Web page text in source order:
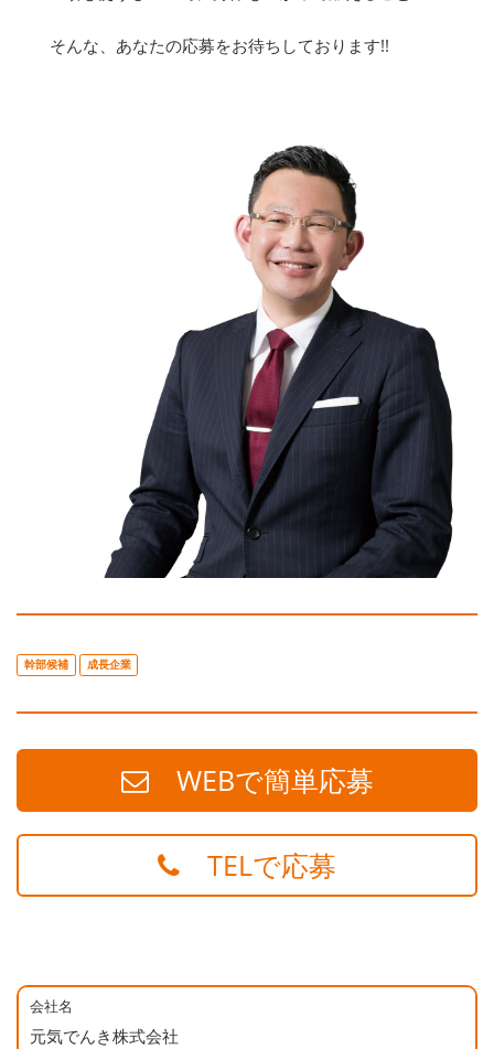
そんな、あなたの応募をお待ちしております!!
幹部候補 成長企業
WEBで簡単応募
TELで応募
会社名
元気でんき株式会社